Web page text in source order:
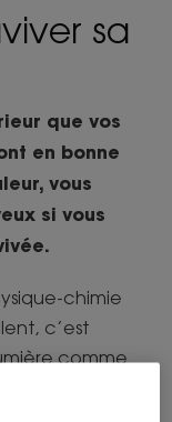
sa
que vos
en bonne
vous
si vous
chimie
c’est
comme
en bonne santé